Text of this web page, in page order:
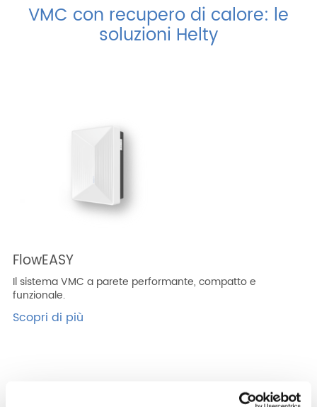
VMC con recupero di calore: le
soluzioni Helty
FlowEASY
Il sistema VMC a parete performante, compatto e
funzionale.
Scopri di più